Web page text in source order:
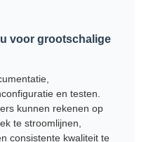
voor grootschalige
en testen.
kunnen rekenen op
te stroomlijnen,
consistente kwaliteit te